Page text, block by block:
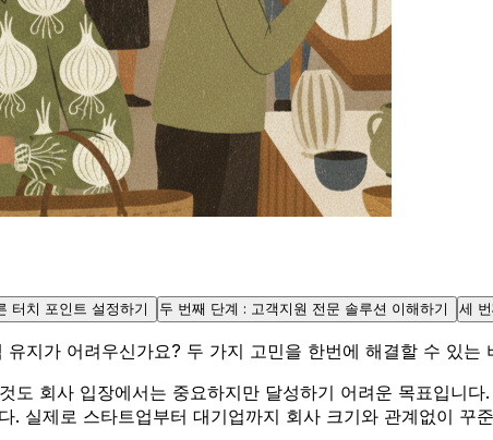
터치 포인트 설정하기 두 번째 단계 : 고객지원 전문 솔루션 이해하기 세
지가 어려우신가요? 두 가지 고민을 한번에 해결할 수 있는
도 회사 입장에서는 중요하지만 달성하기 어려운 목표입니
. 실제로 스타트업부터 대기업까지 회사 크기와 관계없이